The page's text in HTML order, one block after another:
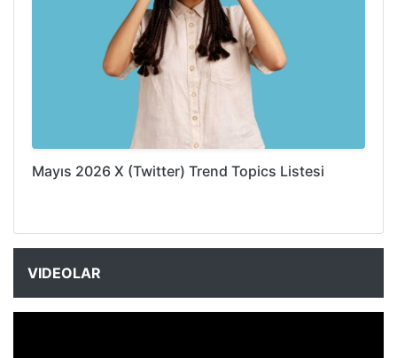
Mayıs 2026 X (Twitter) Trend Topics Listesi
VIDEOLAR